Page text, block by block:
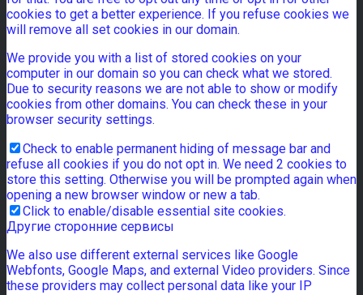
cookies to get a better experience. If you refuse cookies we
will remove all set cookies in our domain.
We provide you with a list of stored cookies on your
computer in our domain so you can check what we stored.
Due to security reasons we are not able to show or modify
cookies from other domains. You can check these in your
browser security settings.
Check to enable permanent hiding of message bar and
refuse all cookies if you do not opt in. We need 2 cookies to
store this setting. Otherwise you will be prompted again when
opening a new browser window or new a tab.
Click to enable/disable essential site cookies.
Другие сторонние сервисы
We also use different external services like Google
Webfonts, Google Maps, and external Video providers. Since
these providers may collect personal data like your IP